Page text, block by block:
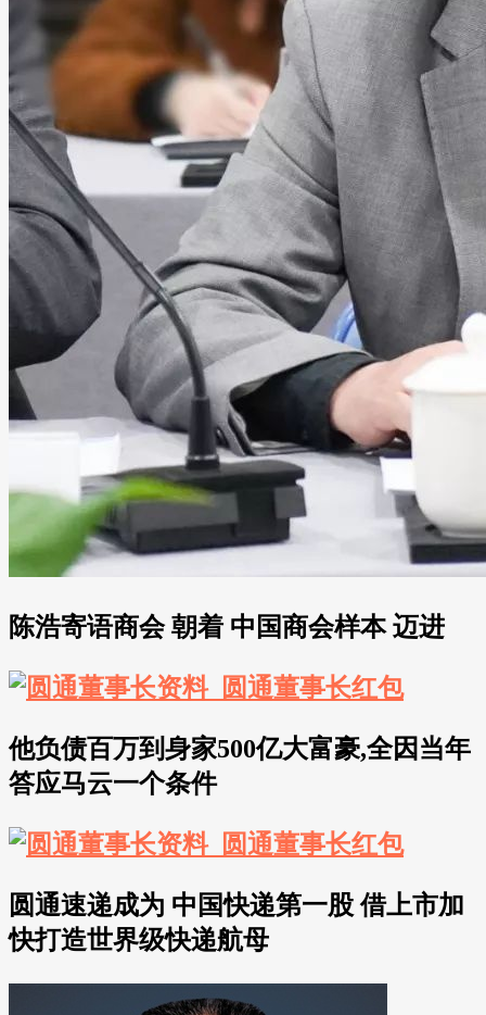
陈浩寄语商会 朝着 中国商会样本 迈进
他负债百万到身家500亿大富豪,全因当年
答应马云一个条件
圆通速递成为 中国快递第一股 借上市加
快打造世界级快递航母